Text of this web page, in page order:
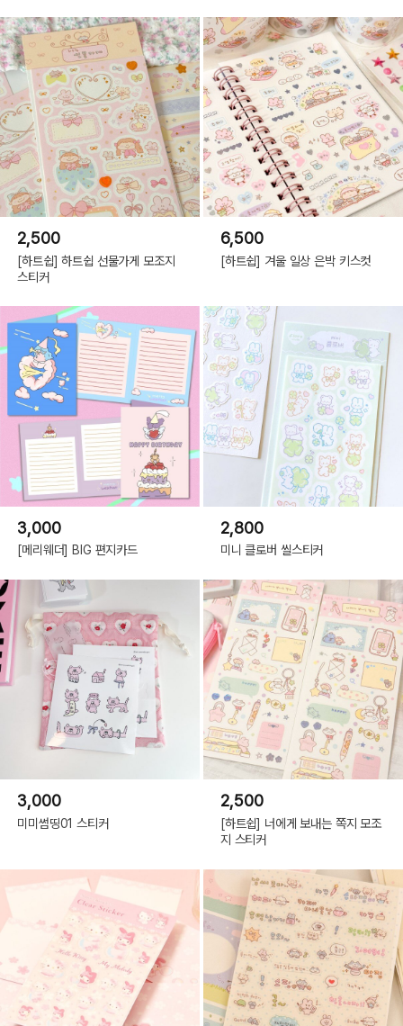
2,500
[하트쉽] 하트쉽 선물가게 모조지
스티커
6,500
[하트쉽] 겨울 일상 은박 키스컷
3,000
[메리웨더] BIG 편지카드
2,800
미니 클로버 씰스티커
3,000
미미썸띵01 스티커
2,500
[하트쉽] 너에게 보내는 쪽지 모조
지 스티커